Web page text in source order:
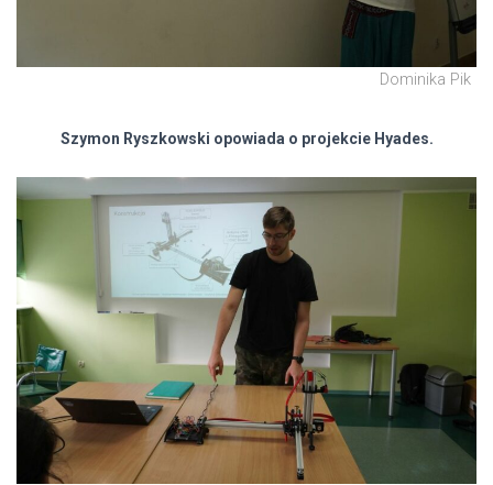
Dominika Pik
Szymon Ryszkowski opowiada o projekcie Hyades.